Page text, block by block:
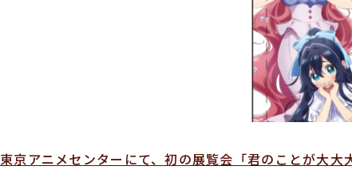
東京アニメセンターにて、初の展覧会「君のことが